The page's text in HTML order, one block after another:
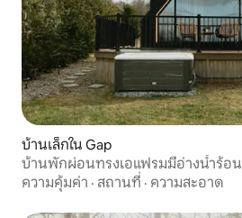
บ้านเล็กใน Gap
บ้านพักผ่อนทรงเอแฟรมมีอ่างน้ำร้อน
ความคุ้มค่า · สถานที่ · ความสะอาด